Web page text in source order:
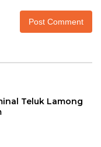
Teluk Lamong